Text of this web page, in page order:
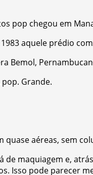
pop chegou em
aquele prédio
Bemol,
Grande.
quase aéreas, sem
de maquiagem e,
Isso pode parecer